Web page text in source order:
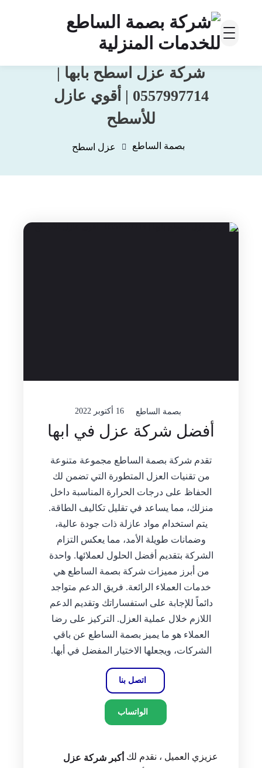
شركة عزل اسطح بابها |
0557997714 | أقوي عازل
للأسطح
بصمة الساطع عزل اسطح
بصمة الساطع 16 أكتوبر 2022
أفضل شركة عزل في ابها
تقدم شركة بصمة الساطع مجموعة متنوعة
من تقنيات العزل المتطورة التي تضمن لك
الحفاظ على درجات الحرارة المناسبة داخل
منزلك، مما يساعد في تقليل تكاليف الطاقة.
يتم استخدام مواد عازلة ذات جودة عالية،
وضمانات طويلة الأمد، مما يعكس التزام
الشركة بتقديم أفضل الحلول لعملائها. واحدة
من أبرز مميزات شركة بصمة الساطع هي
خدمات العملاء الرائعة. فريق الدعم متواجد
دائماً للإجابة على استفساراتك وتقديم الدعم
اللازم خلال عملية العزل. التركيز على رضا
العملاء هو ما يميز بصمة الساطع عن باقي
الشركات، ويجعلها الاختيار المفضل في أبها.
اتصل بنا
الواتساب
عزيزي العميل ، نقدم لكأكبر شركة عزل